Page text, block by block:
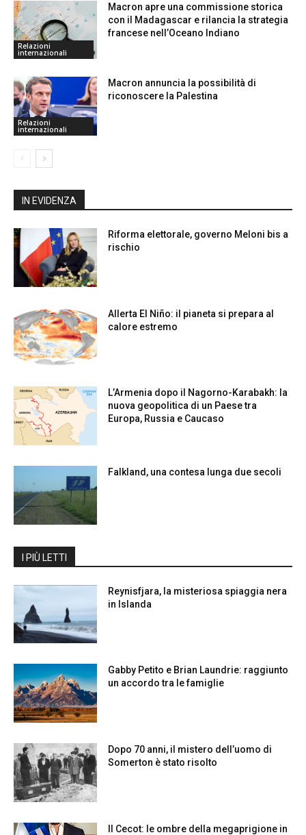
Relazioni
internazionali
Macron apre una commissione storica
con il Madagascar e rilancia la strategia
francese nell’Oceano Indiano
Relazioni
internazionali
Macron annuncia la possibilità di
riconoscere la Palestina
IN EVIDENZA
Riforma elettorale, governo Meloni bis a
rischio
Allerta El Niño: il pianeta si prepara al
calore estremo
L’Armenia dopo il Nagorno-Karabakh: la
nuova geopolitica di un Paese tra
Europa, Russia e Caucaso
Falkland, una contesa lunga due secoli
I PIÙ LETTI
Reynisfjara, la misteriosa spiaggia nera
in Islanda
Gabby Petito e Brian Laundrie: raggiunto
un accordo tra le famiglie
Dopo 70 anni, il mistero dell’uomo di
Somerton è stato risolto
Il Cecot: le ombre della megaprigione in